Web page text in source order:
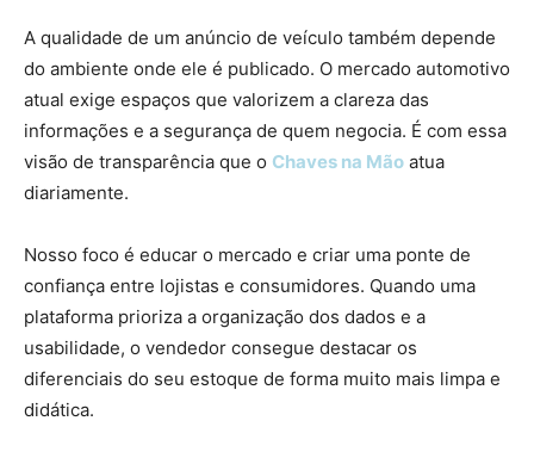
A qualidade de um anúncio de veículo também depende
do ambiente onde ele é publicado. O mercado automotivo
atual exige espaços que valorizem a clareza das
informações e a segurança de quem negocia. É com essa
visão de transparência que o Chaves na Mão atua
diariamente.
Nosso foco é educar o mercado e criar uma ponte de
confiança entre lojistas e consumidores. Quando uma
plataforma prioriza a organização dos dados e a
usabilidade, o vendedor consegue destacar os
diferenciais do seu estoque de forma muito mais limpa e
didática.